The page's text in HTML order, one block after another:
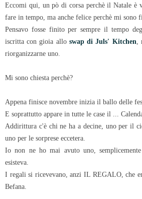
Eccomi qui, un pò di corsa perchè il Natale
fare in tempo, ma anche felice perchè mi sono
Pensavo fosse finito per sempre il tempo
iscritta con gioia allo swap di Juls' Kitchen
riorganizzarne uno.
Mi sono chiesta perchè?
Appena finisce novembre inizia il ballo delle
E soprattutto appare in tutte le case il ...
Addirittura c'è chi ne ha a decine, uno per il
uno per le sorprese eccetera.
Io non ne ho mai avuto uno,
esisteva.
I regali si ricevevano, anzi IL REGALO, che
Befana.